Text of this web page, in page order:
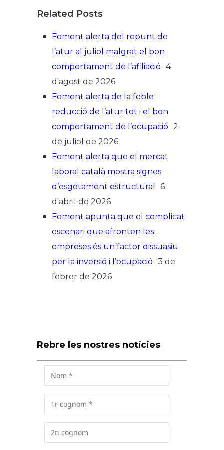
Related Posts
Foment alerta del repunt de
l’atur al juliol malgrat el bon
comportament de l’afiliació 4
d'agost de 2026
Foment alerta de la feble
reducció de l’atur tot i el bon
comportament de l’ocupació 2
de juliol de 2026
Foment alerta que el mercat
laboral català mostra signes
d’esgotament estructural
6
d'abril de 2026
Foment apunta que el complicat
escenari que afronten les
empreses és un factor dissuasiu
per la inversió i l’ocupació 3 de
febrer de 2026
Rebre les nostres notícies